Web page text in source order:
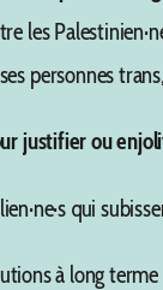
les
personnes
justifier ou
qui
à long